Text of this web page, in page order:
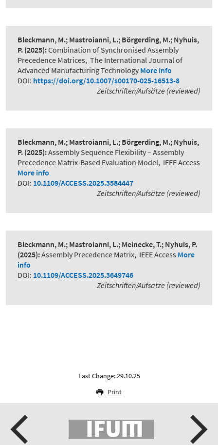
Bleckmann, M.; Mastroianni, L.; Börgerding, M.; Nyhuis,
P. (2025):Combination of Synchronised Assembly
Precedence Matrices, The International Journal of
Advanced Manufacturing Technology More info
DOI: https://doi.org/10.1007/s00170-025-16513-8
Zeitschriften/Aufsätze (reviewed)
Bleckmann, M.; Mastroianni, L.; Börgerding, M.; Nyhuis,
P. (2025):Assembly Sequence Flexibility – Assembly
Precedence Matrix-Based Evaluation Model, IEEE Access
More info
DOI: 10.1109/ACCESS.2025.3584447
Zeitschriften/Aufsätze (reviewed)
Bleckmann, M.; Mastroianni, L.; Meinecke, T.; Nyhuis, P.
(2025):Assembly Precedence Matrix, IEEE Access More
info
DOI: 10.1109/ACCESS.2025.3649746
Zeitschriften/Aufsätze (reviewed)
Last Change: 29.10.25
Print